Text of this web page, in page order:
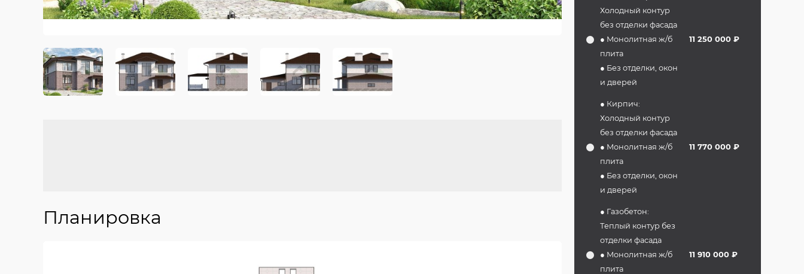
Планировка
Холодный контур
без отделки фасада
● Монолитная ж/б
плита
● Без отделки, окон
и дверей
11 250 000 ₽
● Кирпич:
Холодный контур
без отделки фасада
● Монолитная ж/б
плита
● Без отделки, окон
и дверей
11 770 000 ₽
● Газобетон:
Теплый контур без
отделки фасада
● Монолитная ж/б
плита
11 910 000 ₽